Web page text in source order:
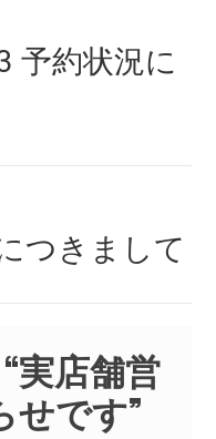
予約状況に
つきまして
実店舗営
せです”